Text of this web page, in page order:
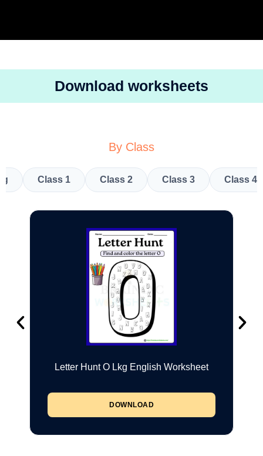
Download worksheets
By Class
Class 1 Class 2 Class 3 Class 4
Letter Hunt O Lkg English Worksheet
DOWNLOAD